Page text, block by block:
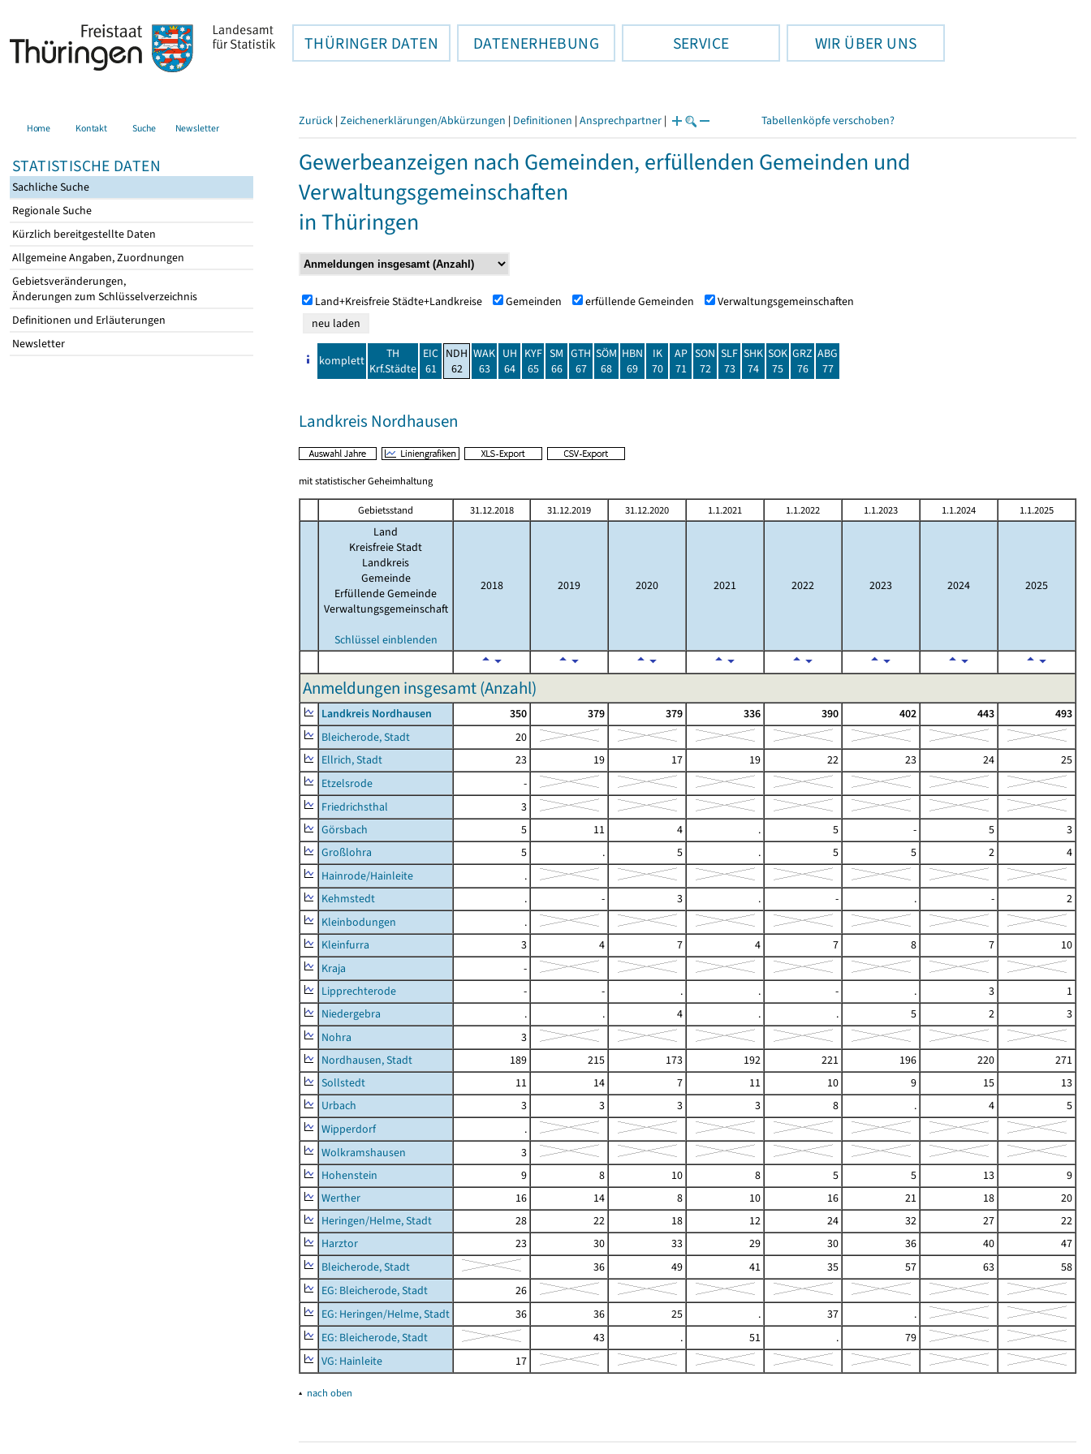
THÜRINGER DATEN DATENERHEBUNG SERVICE WIR ÜBER UNS
Home Kontakt Suche Newsletter
STATISTISCHE DATEN
Sachliche Suche
Regionale Suche
Kürzlich bereitgestellte Daten
Allgemeine Angaben, Zuordnungen
Gebietsveränderungen,
Änderungen zum Schlüsselverzeichnis
Definitionen und Erläuterungen
Newsletter
Zurück | Zeichenerklärungen/Abkürzungen | Definitionen | Ansprechpartner | Tabellenköpfe verschoben?
Gewerbeanzeigen nach Gemeinden, erfüllenden Gemeinden und
Verwaltungsgemeinschaften
in Thüringen
Land+Kreisfreie Städte+Landkreise Gemeinden erfüllende Gemeinden Verwaltungsgemeinschaften
komplett
TH
Krf.Städte
EIC
61
NDH
62
WAK
63
UH
64
KYF
65
SM
66
GTH
67
SÖM
68
HBN
69
IK
70
AP
71
SON
72
SLF
73
SHK
74
SOK
75
GRZ
76
ABG
77
Landkreis Nordhausen
mit statistischer Geheimhaltung
Gebietsstand 31.12.2018 31.12.2019 31.12.2020 1.1.2021 1.1.2022 1.1.2023 1.1.2024 1.1.2025
Land
Kreisfreie Stadt
Landkreis
Gemeinde
Erfüllende Gemeinde
Verwaltungsgemeinschaft
Schlüssel einblenden
2018 2019 2020 2021 2022 2023 2024 2025
Anmeldungen insgesamt (Anzahl)
Landkreis Nordhausen 350 379 379 336 390 402 443
493
Bleicherode, Stadt
20
Ellrich, Stadt
23 19 17 19 22 23 24
25
Etzelsrode
-
Friedrichsthal
3
Görsbach
5 11 4 . 5 - 5
3
Großlohra
5 . 5 . 5 5 2
4
Hainrode/Hainleite
.
Kehmstedt
. - 3 . - . -
2
Kleinbodungen
.
Kleinfurra
3 4 7 4 7 8 7
10
Kraja
-
Lipprechterode
- - . . - . 3
1
Niedergebra
. . 4 . . 5 2
3
Nohra
3
Nordhausen, Stadt
189 215 173 192 221 196 220
271
Sollstedt
11 14 7 11 10 9 15
13
Urbach
3 3 3 3 8 . 4
5
Wipperdorf
.
Wolkramshausen
3
Hohenstein
9 8 10 8 5 5 13
9
Werther
16 14 8 10 16 21 18
20
Heringen/Helme, Stadt
28 22 18 12 24 32 27
22
Harztor
23 30 33 29 30 36 40
47
Bleicherode, Stadt
36 49 41 35 57 63
58
EG: Bleicherode, Stadt
26
EG: Heringen/Helme, Stadt
36 36 25 . 37
.
EG: Bleicherode, Stadt
43 . 51 .
79
VG: Hainleite
17
▴ nach oben